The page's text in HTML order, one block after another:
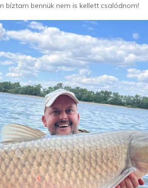
bíztam bennük nem is kellett csalódnom!